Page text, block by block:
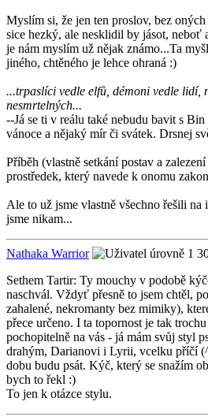
Myslím si, že jen ten proslov, bez
sice hezký, ale nesklidil by jásot, neboť
je nám myslím už nějak známo...Ta
jiného, chtěného je lehce ohraná :)
...trpaslíci vedle elfů, démoni vedle lidí,
nesmrtelných...
--Já se ti v reálu také nebudu bavit s
vánoce a nějaký mír či svátek. Drsnej
Příběh (vlastně setkání postav a
prostředek, který navede k onomu
Ale to už jsme vlastně všechno řešili na
jsme nikam...
Nathaka Warrior
Sethem Tartir: Ty mouchy v podobě
naschvál. Vždyť přesně to jsem chtěl,
zahalené, nekromanty bez mimiky),
přece určeno. I ta topornost je tak
pochopitelně na vás - já mám svůj styl
drahým, Darianovi i Lyrii, vcelku příčí
dobu budu psát. Kýč, který se snažím
bych to řekl :)
To jen k otázce stylu.